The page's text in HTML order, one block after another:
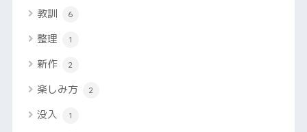
教訓 6
整理 1
新作 2
楽しみ方 2
没入 1